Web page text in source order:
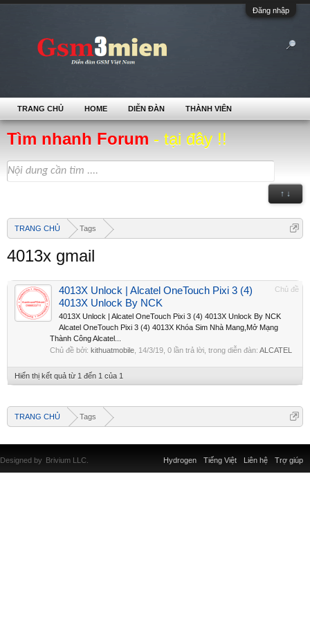
Đăng nhập
Tìm nhanh Forum - tại đây !!
↑ ↓
TRANG CHỦ Tags
4013x gmail
Chủ đề
4013X Unlock | Alcatel OneTouch Pixi 3 (4)
4013X Unlock By NCK
4013X Unlock | Alcatel OneTouch Pixi 3 (4) 4013X Unlock By NCK
Alcatel OneTouch Pixi 3 (4) 4013X Khóa Sim Nhà Mang,Mở Mạng
Thành Công Alcatel...
Chủ đề bởi: kithuatmobile 14/3/19 , 0 lần trả lời, trong diễn đàn: ALCATEL
Hiển thị kết quả từ 1 đến 1 của 1
TRANG CHỦ Tags
TRANG CHỦ HOME DIỄN ĐÀN THÀNH VIÊN
Liên hệ Trợ giúp
Hydrogen Tiếng Việt
Designed by Brivium LLC.